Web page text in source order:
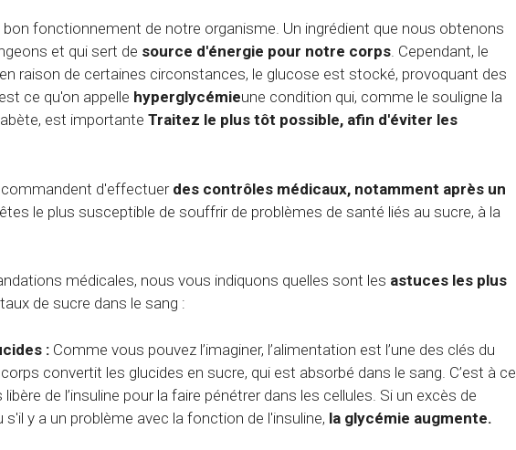
fonctionnement de notre organisme. Un ingrédient que nous obtenons
et qui sert de source d'énergie pour notre corps. Cependant, le
raison de certaines circonstances, le glucose est stocké, provoquant des
ce qu'on appelle hyperglycémieune condition qui, comme le souligne la
est importante Traitez le plus tôt possible, afin d'éviter les
d'effectuer des contrôles médicaux, notamment après un
le plus susceptible de souffrir de problèmes de santé liés au sucre, à la
médicales, nous vous indiquons quelles sont les astuces les plus
de sucre dans le sang :
: Comme vous pouvez l’imaginer, l’alimentation est l’une des clés du
convertit les glucides en sucre, qui est absorbé dans le sang. C’est à ce
de l’insuline pour la faire pénétrer dans les cellules. Si un excès de
y a un problème avec la fonction de l'insuline, la glycémie augmente.